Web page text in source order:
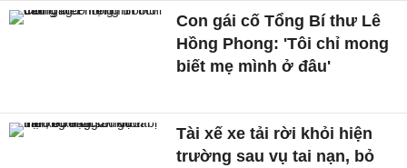
Con gái cố Tổng Bí thư Lê
Hồng Phong: 'Tôi chỉ mong
biết mẹ mình ở đâu'
Tài xế xe tải rời khỏi hiện
trường sau vụ tai nạn, bỏ